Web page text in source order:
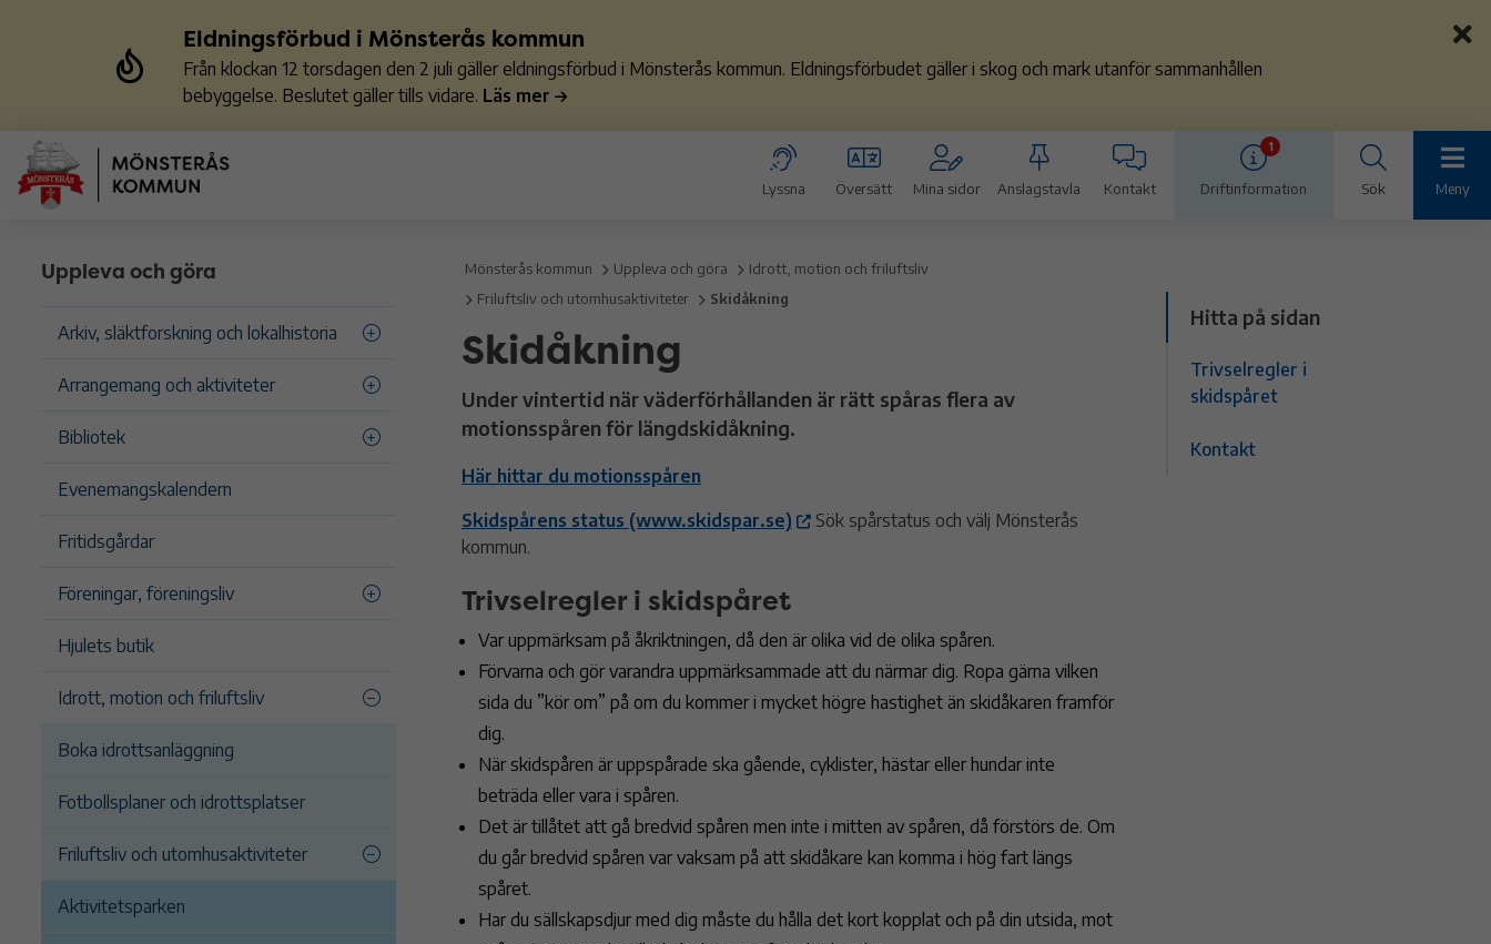
Eldningsförbud i Mönsterås kommun
Från klockan 12 torsdagen den 2 juli gäller eldningsförbud i Mönsterås kommun. Eldningsförbudet gäller i skog och mark utanför sammanhållen
bebyggelse. Beslutet gäller tills vidare. Läs mer
Lyssna Översätt Mina sidor Anslagstavla Kontakt
1
Driftinformation Sök Meny
Uppleva och göra
Arkiv, släktforskning och lokalhistoria
Arrangemang och aktiviteter
Bibliotek
Evenemangskalendern
Fritidsgårdar
Föreningar, föreningsliv
Hjulets butik
Idrott, motion och friluftsliv
Boka idrottsanläggning
Fotbollsplaner och idrottsplatser
Friluftsliv och utomhusaktiviteter
Aktivitetsparken
Mönsterås kommun Uppleva och göra
Idrott, motion och friluftsliv
Friluftsliv och utomhusaktiviteter
Skidåkning
Skidåkning
Under vintertid när väderförhållanden är rätt spåras flera av
motionsspåren för längdskidåkning.
Här hittar du motionsspåren
Skidspårens status (www.skidspar.se)
Sök spårstatus och välj Mönsterås
kommun.
Trivselregler i skidspåret
Var uppmärksam på åkriktningen, då den är olika vid de olika spåren.
Förvarna och gör varandra uppmärksammade att du närmar dig. Ropa gärna vilken
sida du ”kör om” på om du kommer i mycket högre hastighet än skidåkaren framför
dig.
När skidspåren är uppspårade ska gående, cyklister, hästar eller hundar inte
beträda eller vara i spåren.
Det är tillåtet att gå bredvid spåren men inte i mitten av spåren, då förstörs de. Om
du går bredvid spåren var vaksam på att skidåkare kan komma i hög fart längs
spåret.
Har du sällskapsdjur med dig måste du hålla det kort kopplat och på din utsida, mot
Hitta på sidan
Trivselregler i
skidspåret
Kontakt